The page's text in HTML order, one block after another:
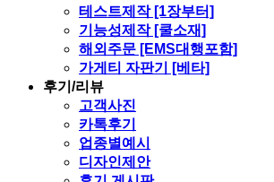
테스트제작 [1장부터]
기능성제작 [쿨소재]
해외주문 [EMS대행포함]
가게티 자판기 [베타]
후기/리뷰
고객사진
카톡후기
업종별예시
디자인제안